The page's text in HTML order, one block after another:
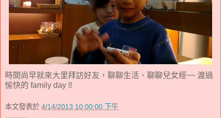
時間尚早就來大里拜訪好友，聊聊生活、聊聊兒女經~~ 渡過
愉快的 family day !!
本文發表於 4/14/2013 10:00:00 下午